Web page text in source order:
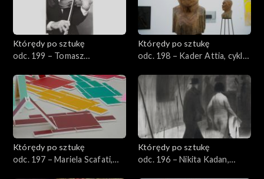
Którędy po sztukę
odc. 199 – Tomasz
Którędy po sztukę
odc. 198 – Kader Attia, cykl
poprawiona”
Którędy po sztukę
odc. 197 – Mariela Scafati,
Którędy po sztukę
odc. 196 – Nikita Kadan,